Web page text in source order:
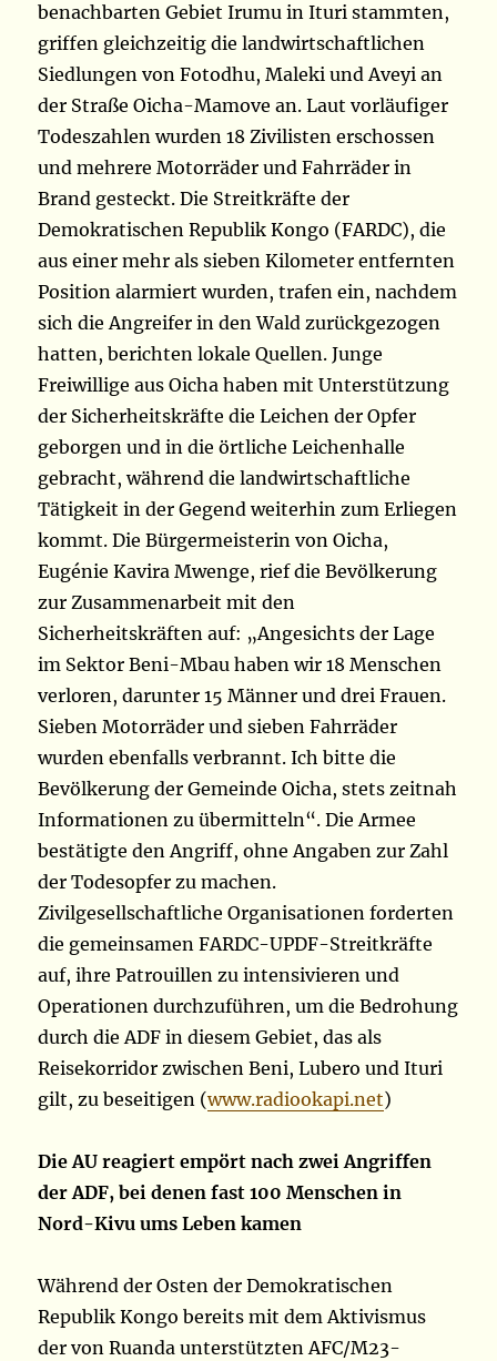
benachbarten Gebiet Irumu in Ituri stammten,
griffen gleichzeitig die landwirtschaftlichen
Siedlungen von Fotodhu, Maleki und Aveyi an
der Straße Oicha-Mamove an. Laut vorläufiger
Todeszahlen wurden 18 Zivilisten erschossen
und mehrere Motorräder und Fahrräder in
Brand gesteckt. Die Streitkräfte der
Demokratischen Republik Kongo (FARDC), die
aus einer mehr als sieben Kilometer entfernten
Position alarmiert wurden, trafen ein, nachdem
sich die Angreifer in den Wald zurückgezogen
hatten, berichten lokale Quellen. Junge
Freiwillige aus Oicha haben mit Unterstützung
der Sicherheitskräfte die Leichen der Opfer
geborgen und in die örtliche Leichenhalle
gebracht, während die landwirtschaftliche
Tätigkeit in der Gegend weiterhin zum Erliegen
kommt. Die Bürgermeisterin von Oicha,
Eugénie Kavira Mwenge, rief die Bevölkerung
zur Zusammenarbeit mit den
Sicherheitskräften auf: „Angesichts der Lage
im Sektor Beni-Mbau haben wir 18 Menschen
verloren, darunter 15 Männer und drei Frauen.
Sieben Motorräder und sieben Fahrräder
wurden ebenfalls verbrannt. Ich bitte die
Bevölkerung der Gemeinde Oicha, stets zeitnah
Informationen zu übermitteln“. Die Armee
bestätigte den Angriff, ohne Angaben zur Zahl
der Todesopfer zu machen.
Zivilgesellschaftliche Organisationen forderten
die gemeinsamen FARDC-UPDF-Streitkräfte
auf, ihre Patrouillen zu intensivieren und
Operationen durchzuführen, um die Bedrohung
durch die ADF in diesem Gebiet, das als
Reisekorridor zwischen Beni, Lubero und Ituri
gilt, zu beseitigen (www.radiookapi.net)
Die AU reagiert empört nach zwei Angriffen
der ADF, bei denen fast 100 Menschen in
Nord-Kivu ums Leben kamen
Während der Osten der Demokratischen
Republik Kongo bereits mit dem Aktivismus
der von Ruanda unterstützten AFC/M23-